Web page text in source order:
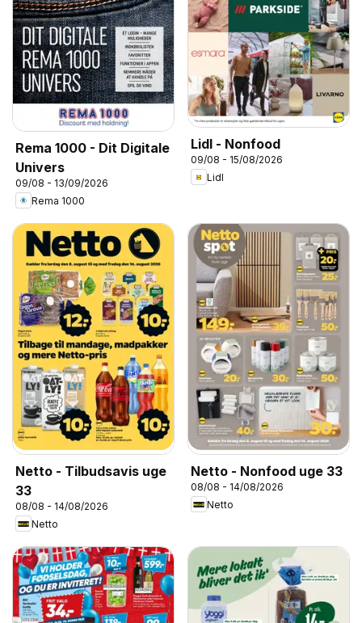
Rema 1000 - Dit Digitale
Univers
09/08 - 13/09/2026
Rema 1000
Lidl - Nonfood
09/08 - 15/08/2026
Lidl
Netto - Tilbudsavis uge
33
08/08 - 14/08/2026
Netto
Netto - Nonfood uge 33
08/08 - 14/08/2026
Netto